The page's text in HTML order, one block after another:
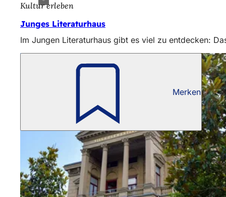
Kultur erleben
Junges Literaturhaus
Im Jungen Literaturhaus gibt es viel zu entdecken:
Merken